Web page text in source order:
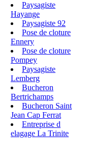
Paysagiste
Hayange
Paysagiste 92
Pose de cloture
Ennery
Pose de cloture
Pompey
Paysagiste
Lemberg
Bucheron
Bertrichamps
Bucheron Saint
Jean Cap Ferrat
Entreprise d
elagage La Trinite